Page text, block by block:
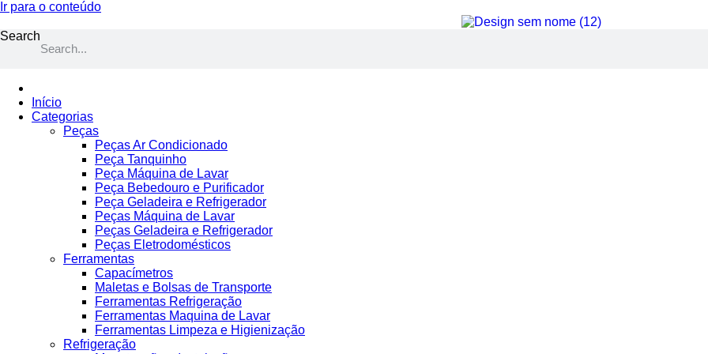
Ir para o conteúdo
Search
Início
Categorias
Peças
Peças Ar Condicionado
Peça Tanquinho
Peça Máquina de Lavar
Peça Bebedouro e Purificador
Peça Geladeira e Refrigerador
Peças Máquina de Lavar
Peças Geladeira e Refrigerador
Peças Eletrodomésticos
Ferramentas
Capacímetros
Maletas e Bolsas de Transporte
Ferramentas Refrigeração
Ferramentas Maquina de Lavar
Ferramentas Limpeza e Higienização
Refrigeração